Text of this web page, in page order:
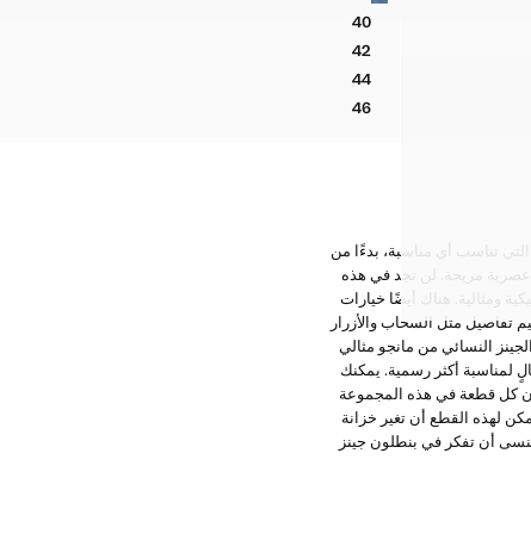
40جينز فضفاض بتفاصيل مسامير معدنية
42جينز فضفاض بتفاصيل مسامير معدنية
44جينز فضفاض بتفاصيل مسامير معدنية
46جينز فضفاض بتفاصيل مسامير معدنية
تناسب أي مناسبة، بدءًا من
عصرية مريحة. لن تجد في هذه
ومثالية. هناك أيضًا خيارات
تفاصيل مثل السحاب والأزرار
النسائي من مانجو مثالي
لمناسبة أكثر رسمية. يمكنك
أن كل قطعة في هذه المجموعة
لهذه القطع أن تغير خزانة
أن تفكر في بنطلون جينز